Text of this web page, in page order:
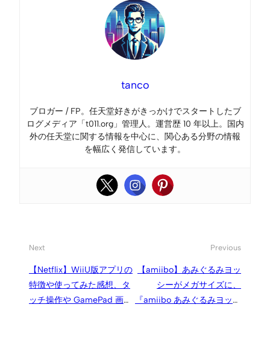
tanco
ブロガー / FP。任天堂好きがきっかけでスタートしたブ
ログメディア「t011.org」管理人。運営歴 10 年以上。国内
外の任天堂に関する情報を中心に、関心ある分野の情報
を幅広く発信しています。
Next
【Netflix】WiiU版アプリの
特徴や使ってみた感想、タ
ッチ操作や GamePad 画面
Previous
【amiibo】あみぐるみヨッ
シーがメガサイズに、
『amiibo あみぐるみヨッシ